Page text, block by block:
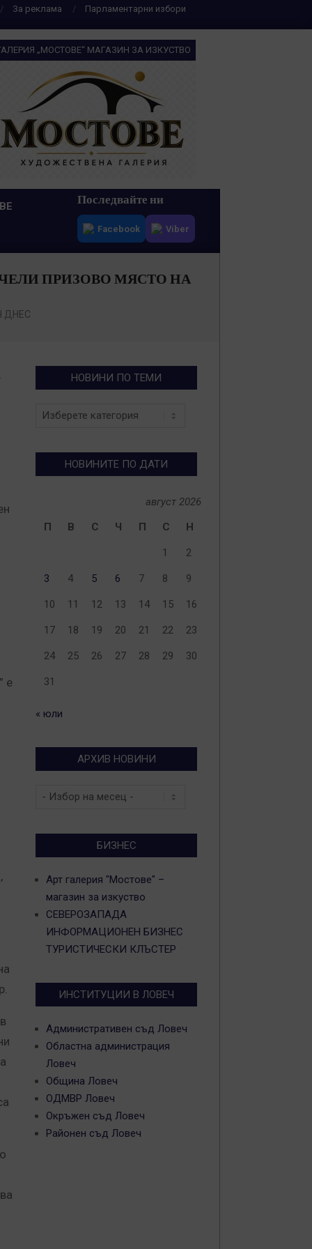
За реклама
Парламентарни избори
„МОСТОВЕ“ МАГАЗИН ЗА ИЗКУСТВО
Последвайте ни
Facebook Viber
ПРИЗОВО МЯСТО НА
ДНЕС
е
НОВИНИ ПО ТЕМИ
Новини
НОВИНИТЕ ПО ДАТИ
август 2026
П
В С Ч П С Н
1 2
3 4 5 6 7 8 9
10 11 12 13 14 15 16
17 18 19 20 21 22 23
24 25 26 27 28 29 30
31
« юли
АРХИВ НОВИНИ
Архив
БИЗНЕС
Арт галерия "Мостове" –
магазин за изкуство
СЕВЕРОЗАПАДА
ИНФОРМАЦИОНЕН БИЗНЕС
ТУРИСТИЧЕСКИ КЛЪСТЕР
ИНСТИТУЦИИ В ЛОВЕЧ
Административен съд Ловеч
Областна администрация
Ловеч
Община Ловеч
ОДМВР Ловеч
Окръжен съд Ловеч
Районен съд Ловеч